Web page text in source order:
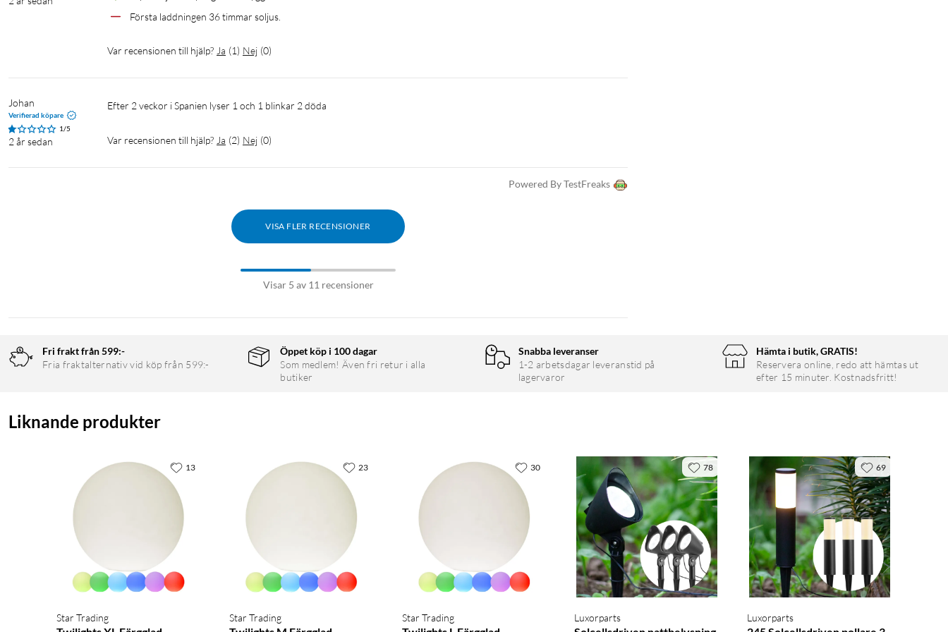
Första laddningen 36 timmar soljus.
Var recensionen till hjälp? Ja (1) Nej (0)
Johan
Verifierad köpare
1/5
2 år sedan
Efter 2 veckor i Spanien lyser 1 och 1 blinkar 2 döda
Var recensionen till hjälp? Ja (2) Nej (0)
Powered By TestFreaks
VISA FLER RECENSIONER
Visar 5 av 11 recensioner
Fri frakt från 599:-
Fria fraktalternativ vid köp från 599:-
Öppet köp i 100 dagar
Som medlem! Även fri retur i alla
butiker
Snabba leveranser
1-2 arbetsdagar leveranstid på
lagervaror
Hämta i butik, GRATIS!
Reservera online, redo att hämtas ut
efter 15 minuter. Kostnadsfritt!
Liknande produkter
Star Trading
13
Star Trading
23
Star Trading
30
Luxorparts
78
Luxorparts
69